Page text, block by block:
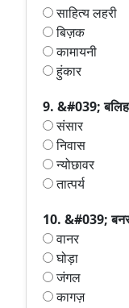
साहित्य लहरी
बिज़क
कामायनी
हुंकार
9. &#039;
संसार
निवास
न्योछावर
तात्पर्य
10. &#039;
वानर
घोड़ा
जंगल
कागज़